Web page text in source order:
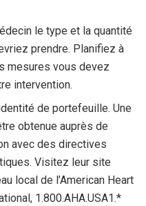
le type et la quantité
prendre. Planifiez à
mesures vous devez
intervention.
de portefeuille. Une
obtenue auprès de
avec des directives
Visitez leur site
local de l’American Heart
1.800.AHA.USA1.*